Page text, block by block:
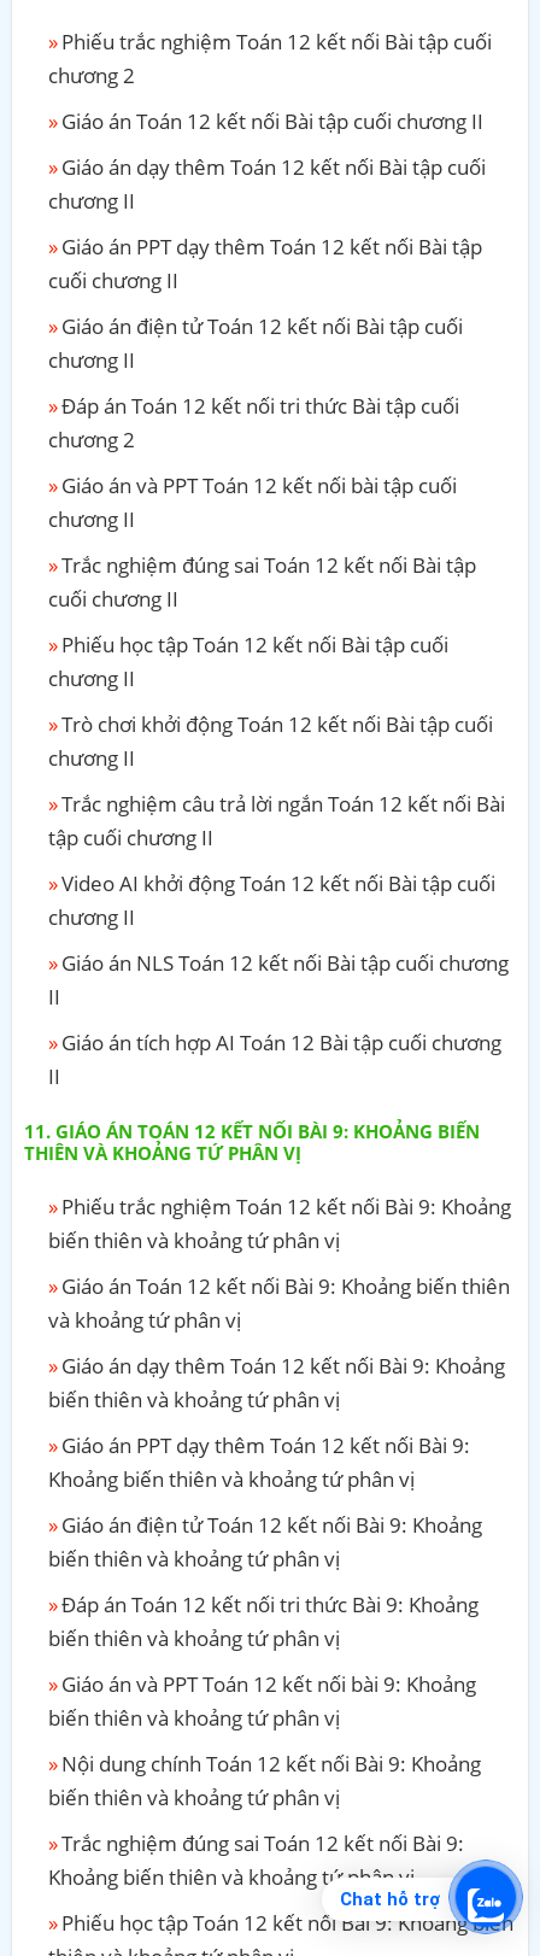
Phiếu trắc nghiệm Toán 12 kết nối Bài tập cuối
chương 2
Giáo án Toán 12 kết nối Bài tập cuối chương II
Giáo án dạy thêm Toán 12 kết nối Bài tập cuối
chương II
Giáo án PPT dạy thêm Toán 12 kết nối Bài tập
cuối chương II
Giáo án điện tử Toán 12 kết nối Bài tập cuối
chương II
Đáp án Toán 12 kết nối tri thức Bài tập cuối
chương 2
Giáo án và PPT Toán 12 kết nối bài tập cuối
chương II
Trắc nghiệm đúng sai Toán 12 kết nối Bài tập
cuối chương II
Phiếu học tập Toán 12 kết nối Bài tập cuối
chương II
Trò chơi khởi động Toán 12 kết nối Bài tập cuối
chương II
Trắc nghiệm câu trả lời ngắn Toán 12 kết nối Bài
tập cuối chương II
Video AI khởi động Toán 12 kết nối Bài tập cuối
chương II
Giáo án NLS Toán 12 kết nối Bài tập cuối chương
II
Giáo án tích hợp AI Toán 12 Bài tập cuối chương
II
GIÁO ÁN TOÁN 12 KẾT NỐI BÀI 9: KHOẢNG BIẾN
THIÊN VÀ KHOẢNG TỨ PHÂN VỊ
Phiếu trắc nghiệm Toán 12 kết nối Bài 9: Khoảng
biến thiên và khoảng tứ phân vị
Giáo án Toán 12 kết nối Bài 9: Khoảng biến thiên
và khoảng tứ phân vị
Giáo án dạy thêm Toán 12 kết nối Bài 9: Khoảng
biến thiên và khoảng tứ phân vị
Giáo án PPT dạy thêm Toán 12 kết nối Bài 9:
Khoảng biến thiên và khoảng tứ phân vị
Giáo án điện tử Toán 12 kết nối Bài 9: Khoảng
biến thiên và khoảng tứ phân vị
Đáp án Toán 12 kết nối tri thức Bài 9: Khoảng
biến thiên và khoảng tứ phân vị
Giáo án và PPT Toán 12 kết nối bài 9: Khoảng
biến thiên và khoảng tứ phân vị
Nội dung chính Toán 12 kết nối Bài 9: Khoảng
biến thiên và khoảng tứ phân vị
Trắc nghiệm đúng sai Toán 12 kết nối Bài 9:
Khoảng biến thiên và khoảng tứ phân vị
Phiếu học tập Toán 12 kết nối Bài 9: Khoảng biến
Chat hỗ trợ